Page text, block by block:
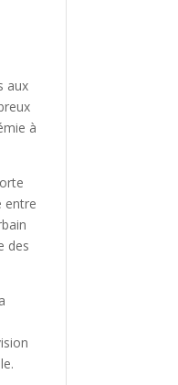
aux
à
entre
des